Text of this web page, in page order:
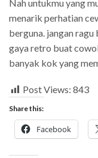
Nah untukmu yang
menarik perhatian
berguna. jangan
gaya retro buat
banyak kok yang
Post Views: 843
Share this:
Facebook